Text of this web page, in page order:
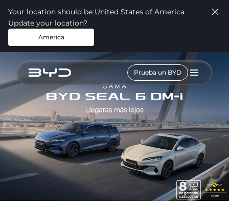
Your location should be United States of America.
Update your location?
America
Prueba un BYD